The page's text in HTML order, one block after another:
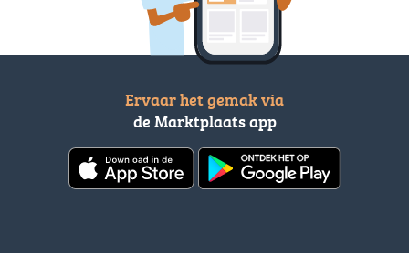
Ervaar het gemak via
de Marktplaats app